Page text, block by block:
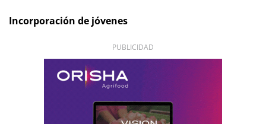
Incorporación de jóvenes
PUBLICIDAD